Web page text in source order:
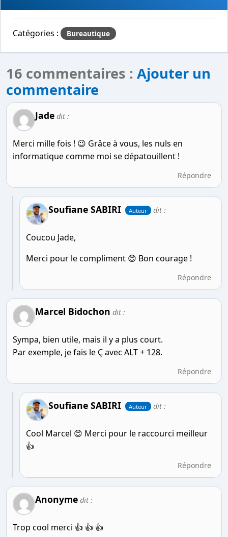
Catégories : Bureautique
16 commentaires : Ajouter un
commentaire
Jade dit :
Merci mille fois ! 😉 Grâce à vous, les nuls en
informatique comme moi se dépatouillent !
Répondre
Soufiane SABIRI Auteur dit :
Coucou Jade,
Merci pour le compliment 😊 Bon courage !
Répondre
Marcel Bidochon dit :
Sympa, bien utile, mais il y a plus court.
Par exemple, je fais le Ç avec ALT + 128.
Répondre
Soufiane SABIRI Auteur dit :
Cool Marcel 😊 Merci pour le raccourci meilleur
👍
Répondre
Anonyme dit :
Trop cool merci 👍 👍 👍